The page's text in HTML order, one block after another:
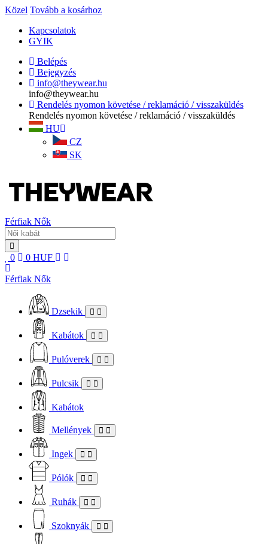
Közel Tovább a kosárhoz
Kapcsolatok
GYIK
Belépés
Bejegyzés
info@theywear.hu
info@theywear.hu
Rendelés nyomon követése / reklamáció / visszaküldés
Rendelés nyomon követése / reklamáció / visszaküldés
HU
CZ
SK
Férfiak Nők
0 0 HUF
Férfiak Nők
Dzsekik
Kabátok
Pulóverek
Pulcsik
Kabátok
Mellények
Ingek
Pólók
Ruhák
Szoknyák